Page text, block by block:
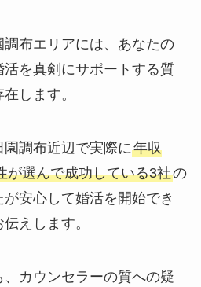
調布エリアには、あなたの
を真剣にサポートする質
します。
調布近辺で実際に年収
が選んで成功している3社の
安心して婚活を開始でき
えします。
カウンセラーの質への疑